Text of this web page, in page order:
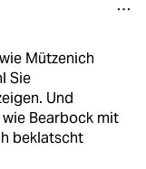
Mützenich
Sie
Und
Bearbock mit
beklatscht